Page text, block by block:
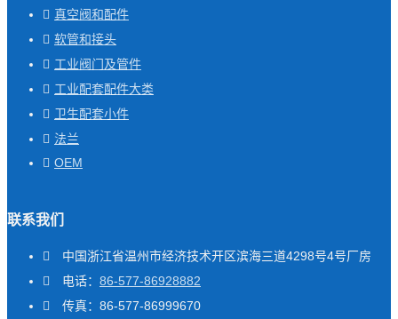
真空阀和配件
软管和接头
工业阀门及管件
工业配套配件大类
卫生配套小件
法兰
OEM
联系我们
中国浙江省温州市经济技术开区滨海三道4298号4号厂房
电话： 86-577-86928882
传真：86-577-86999670